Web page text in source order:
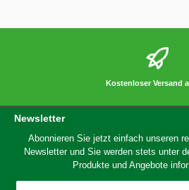
Kostenloser Versand
Newsletter
Abonnieren Sie jetzt einfach unseren
Newsletter und Sie werden stets unter
Produkte und Angebote